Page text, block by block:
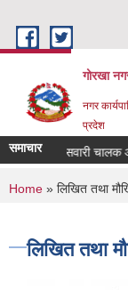
गोरखा
नगर
प्रदेश
समाचार सवारी चालक
You are
Home » लिखित तथा
लिखित तथा